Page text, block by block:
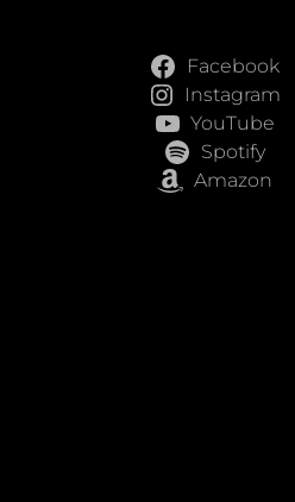
Facebook
Instagram
YouTube
Spotify
Amazon